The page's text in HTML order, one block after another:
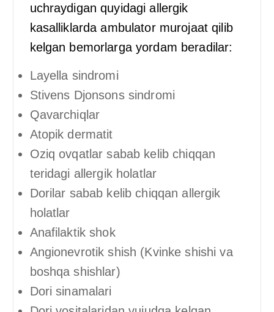
uchraydigan quyidagi allergik
kasalliklarda ambulator murojaat qilib
kelgan bemorlarga yordam beradilar:
Layella sindromi
Stivens Djonsons sindromi
Qavarchiqlar
Atopik dermatit
Oziq ovqatlar sabab kelib chiqqan
teridagi allergik holatlar
Dorilar sabab kelib chiqqan allergik
holatlar
Anafilaktik shok
Angionevrotik shish (Kvinke shishi va
boshqa shishlar)
Dori sinamalari